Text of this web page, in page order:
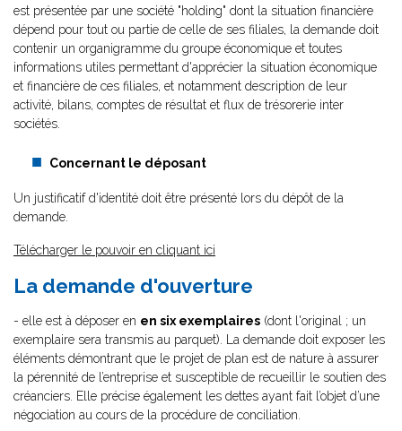
est présentée par une société "holding" dont la situation financière
dépend pour tout ou partie de celle de ses filiales, la demande doit
contenir un organigramme du groupe économique et toutes
informations utiles permettant d'apprécier la situation économique
et financière de ces filiales, et notamment description de leur
activité, bilans, comptes de résultat et flux de trésorerie inter
sociétés.
Concernant le déposant
Un justificatif d'identité doit être présenté lors du dépôt de la
demande.
Télécharger le pouvoir en cliquant ici
La demande d'ouverture
- elle est à déposer en en six exemplaires (dont l'original ; un
exemplaire sera transmis au parquet). La demande doit exposer les
éléments démontrant que le projet de plan est de nature à assurer
la pérennité de l’entreprise et susceptible de recueillir le soutien des
créanciers. Elle précise également les dettes ayant fait l’objet d’une
négociation au cours de la procédure de conciliation.